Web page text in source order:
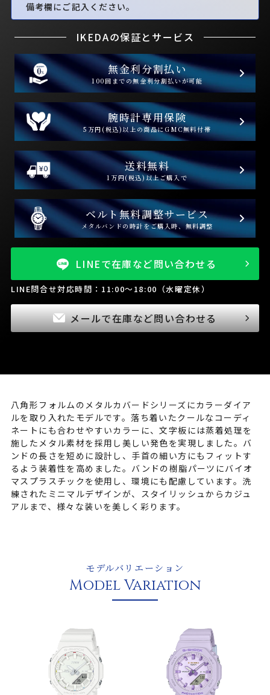
備考欄にご記入ください。
IKEDAの保証とサービス
無金利分割払い
100回までの無金利分割払いが可能
腕時計専用保険
5万円(税込)以上の商品にGMC無料付帯
送料無料
1万円(税込)以上ご購入で
ベルト無料調整サービス
メタルバンドの時計をご購入時、無料調整
LINEで在庫など問い合わせる
LINE問合せ対応時間：11:00～18:00（水曜定休）
メールで在庫など問い合わせる
八角形フォルムのメタルカバードシリーズにカラーダイア
ルを取り入れたモデルです。落ち着いたクールなコーディ
ネートにも合わせやすいカラーに、文字板には蒸着処理を
施したメタル素材を採用し美しい発色を実現しました。バ
ンドの長さを短めに設計し、手首の細い方にもフィットす
るよう装着性を高めました。バンドの樹脂パーツにバイオ
マスプラスチックを使用し、環境にも配慮しています。洗
練されたミニマルデザインが、スタイリッシュからカジュ
アルまで、様々な装いを美しく彩ります。
モデルバリエーション
Model Variation